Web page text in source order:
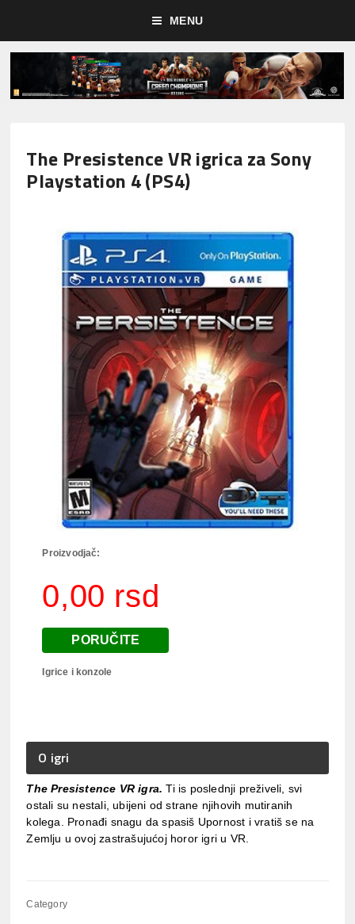
MENU
The Presistence VR igrica za Sony
Playstation 4 (PS4)
Proizvodjač:
0,00 rsd
PORUČITE
Igrice i konzole
O igri
The Presistence VR igra.Ti is poslednji preživeli, svi
ostali su nestali, ubijeni od strane njihovih mutiranih
kolega. Pronađi snagu da spasiš Upornost i vratiš se na
Zemlju u ovoj zastrašujućoj horor igri u VR.
Category